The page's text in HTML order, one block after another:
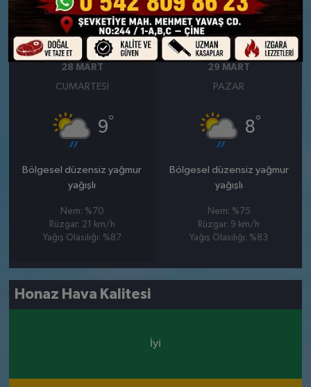
Yağış Olasılığı: %59
28 MART
CUMARTESI
9°
Bölgesel düzensiz yağmur
yağışlı
Nem: %70
Rüzgar: 21 km/h
Yağış Olasılığı: %87
29 MART
PAZAR
8°
Bölgesel düzensiz yağmur
yağışlı
Nem: %75
Rüzgar: 9 km/h
Yağış Olasılığı: %83
Honaz Hava Kalitesi
İyi